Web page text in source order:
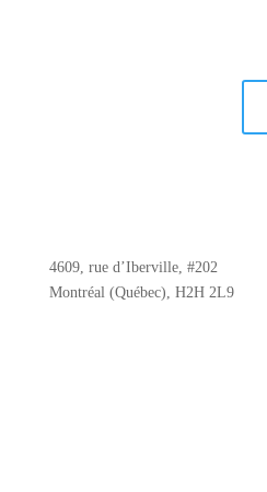
4609, rue d’Iberville, #202
Montréal (Québec), H2H 2L9